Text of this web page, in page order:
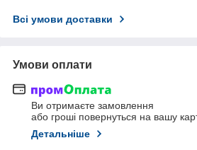
Всі умови доставки
Умови оплати
Ви отримаєте замовлення
або гроші повернуться на вашу
Детальніше